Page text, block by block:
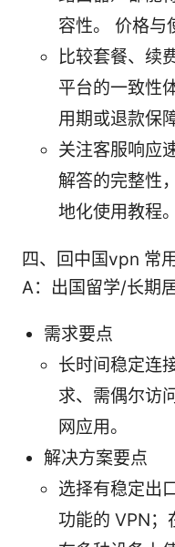
容性。 价格与
比较套餐、续
平台的一致性
用期或退款保
关注客服响应
解答的完整性
地化使用教程。
四、回中国vpn 常
A：出国留学/长期
需求要点
长时间稳定连
求、需偶尔访
网应用。
解决方案要点
选择有稳定出
功能的 VPN；